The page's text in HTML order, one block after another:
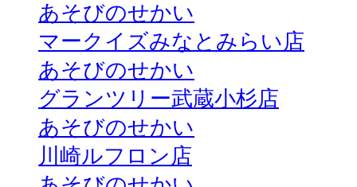
あそびのせかい
マークイズみなとみらい店
あそびのせかい
グランツリー武蔵小杉店
あそびのせかい
川崎ルフロン店